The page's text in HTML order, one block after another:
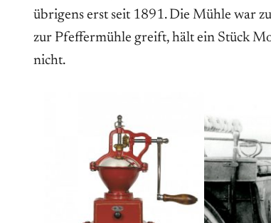
übrigens erst seit 1891. Die Mühle war
zur Pfeffermühle greift, hält ein Stück
nicht.